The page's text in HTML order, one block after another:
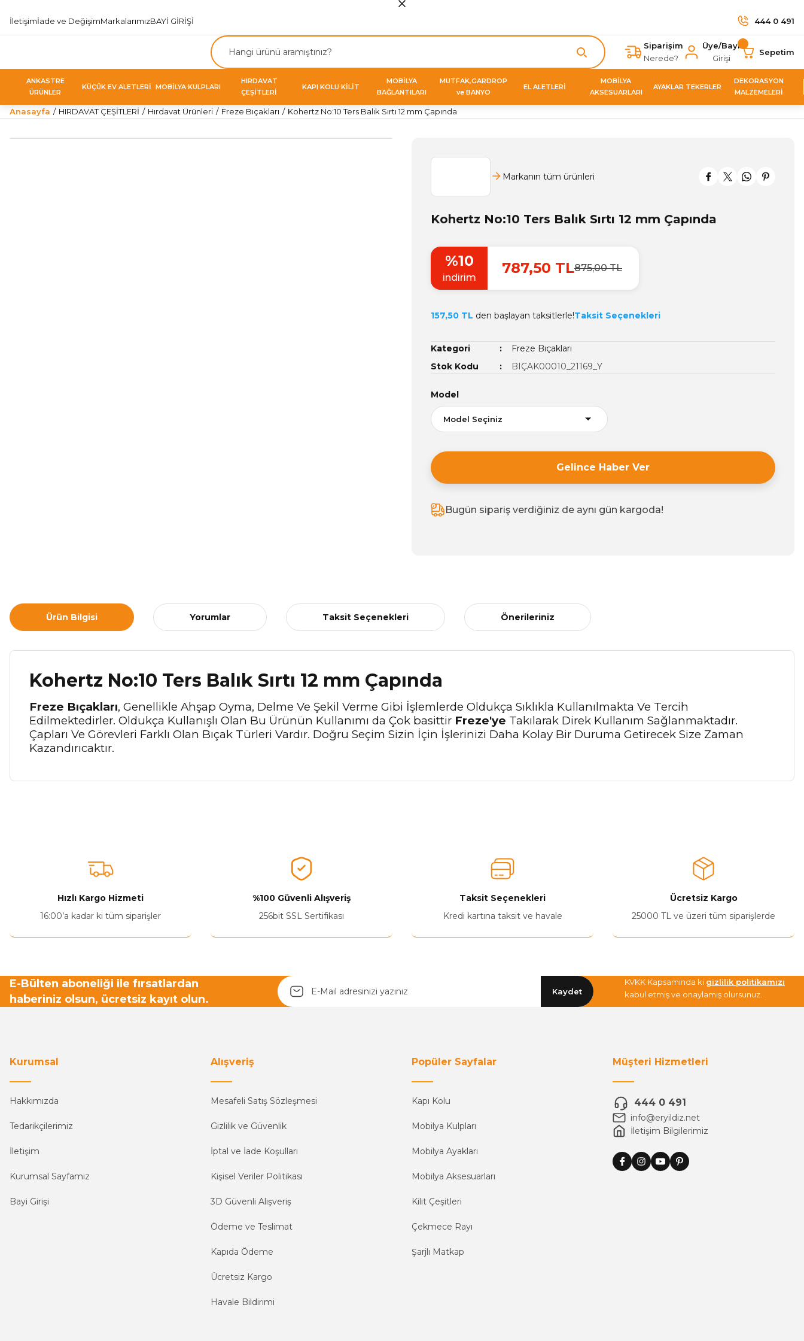
İletişimİade ve DeğişimMarkalarımızBAYİ GİRİŞİ 444 0 491
Siparişim
Nerede?
Üye/Bayi
Girişi
Sepetim
ANKASTRE
ÜRÜNLER
KÜÇÜK EV ALETLERİ MOBİLYA KULPLARI
HIRDAVAT
ÇEŞİTLERİ
KAPI KOLU KİLİT
MOBİLYA
BAĞLANTILARI
MUTFAK,GARDROP
ve BANYO
EL ALETLERİ
MOBİLYA
AKSESUARLARI
AYAKLAR TEKERLER
DEKORASYON
MALZEMELERİ
Anasayfa HIRDAVAT ÇEŞİTLERİ Hırdavat Ürünleri Freze Bıçakları Kohertz No:10 Ters Balık Sırtı 12 mm Çapında
Markanın tüm ürünleri
Kohertz No:10 Ters Balık Sırtı 12 mm Çapında
%10
indirim
787,50 TL875,00 TL
157,50 TL den başlayan taksitlerle!Taksit Seçenekleri
Kategori
Freze Bıçakları
Stok Kodu
BIÇAK00010_21169_Y
Model
Gelince Haber Ver
Bugün sipariş verdiğiniz de aynı gün kargoda!
Ürün Bilgisi Yorumlar Taksit Seçenekleri Önerileriniz
Kohertz No:10 Ters Balık Sırtı 12 mm Çapında
Freze Bıçakları, Genellikle Ahşap Oyma, Delme Ve Şekil Verme Gibi İşlemlerde Oldukça Sıklıkla Kullanılmakta Ve Tercih
Edilmektedirler. Oldukça Kullanışlı Olan Bu Ürünün Kullanımı da Çok basittir Freze'ye Takılarak Direk Kullanım Sağlanmaktadır.
Çapları Ve Görevleri Farklı Olan Bıçak Türleri Vardır. Doğru Seçim Sizin İçin İşlerinizi Daha Kolay Bir Duruma Getirecek Size Zaman
Kazandırıcaktır.
Ürün açıklamasında eksik bilgiler bulunuyor.
Hızlı Kargo Hizmeti
16:00’a kadar ki tüm siparişler
%100 Güvenli Alışveriş
256bit SSL Sertifikası
Taksit Seçenekleri
Kredi kartına taksit ve havale
Ücretsiz Kargo
25000 TL ve üzeri tüm siparişlerde
E-Bülten aboneliği ile fırsatlardan
haberiniz olsun, ücretsiz kayıt olun.
Kaydet
KVKK Kapsamında ki gizlilik politikamızı
kabul etmiş ve onaylamış olursunuz.
Kurumsal
Hakkımızda
Tedarikçilerimiz
İletişim
Kurumsal Sayfamız
Bayi Girişi
Alışveriş
Mesafeli Satış Sözleşmesi
Gizlilik ve Güvenlik
İptal ve İade Koşulları
Kişisel Veriler Politikası
3D Güvenli Alışveriş
Ödeme ve Teslimat
Kapıda Ödeme
Ücretsiz Kargo
Havale Bildirimi
Popüler Sayfalar
Kapı Kolu
Mobilya Kulpları
Mobilya Ayakları
Mobilya Aksesuarları
Kilit Çeşitleri
Çekmece Rayı
Şarjlı Matkap
Müşteri Hizmetleri
444 0 491
info@eryildiz.net
İletişim Bilgilerimiz